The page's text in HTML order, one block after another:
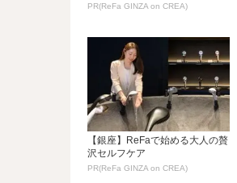
PR(ReFa GINZA on CREA)
【銀座】ReFaで始める大人の贅
沢セルフケア
PR(ReFa GINZA on CREA)